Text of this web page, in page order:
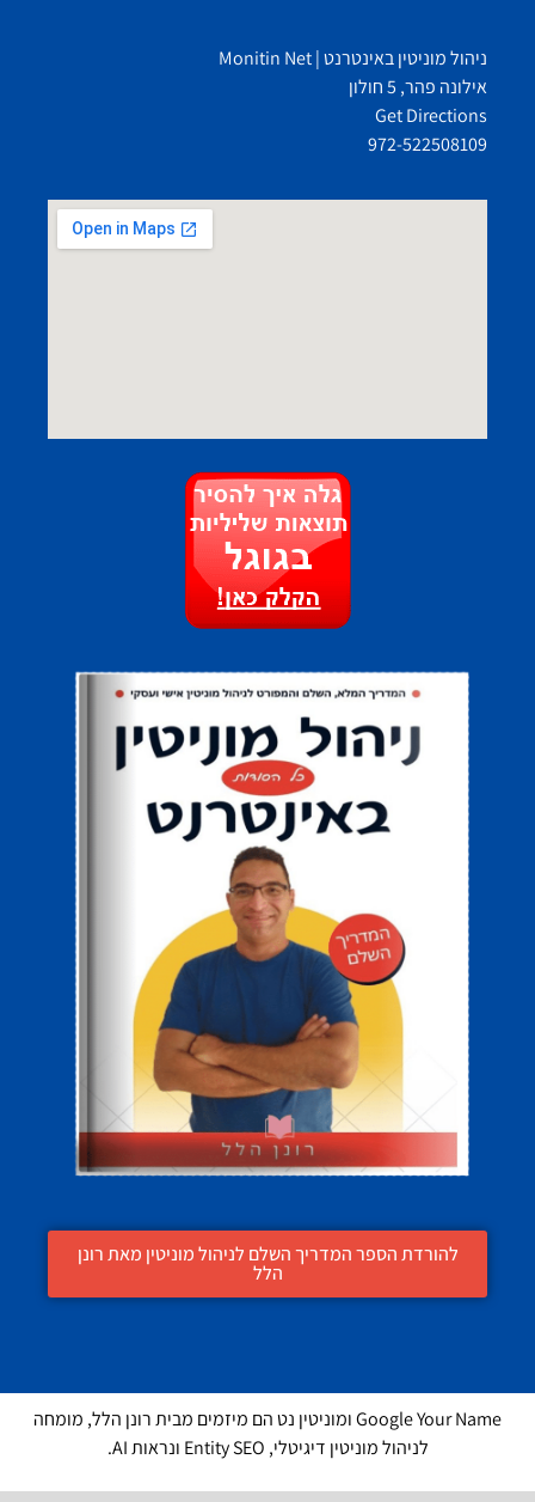
ניהול מוניטין באינטרנט | Monitin Net
אילונה פהר, 5 חולון
Get Directions
972-522508109
להורדת הספר המדריך השלם לניהול מוניטין מאת רונן
הלל
Google Your Name ומוניטין נט הם מיזמים מבית רונן הלל, מומחה
לניהול מוניטין דיגיטלי, Entity SEO ונראות AI.